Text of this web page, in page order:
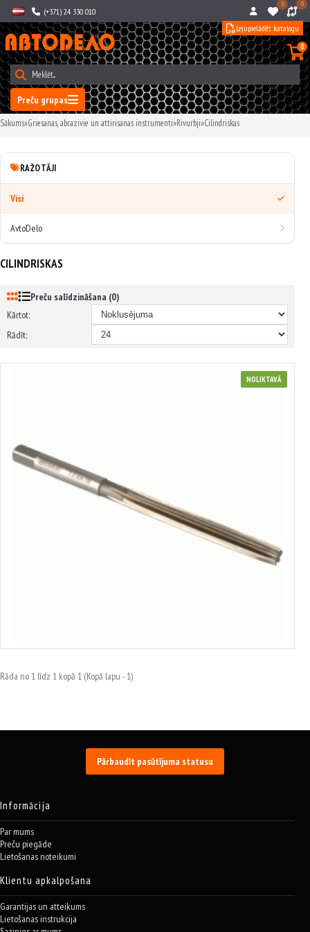
(+371) 24 330 010
0 0
Preču grupas
0
Lejupielādēt katalogu
Sākums»Griesanas, abrazivie un attirisanas instrumenti»Rivurbji»Cilindriskas
RAŽOTĀJI
Visi
AvtoDelo
CILINDRISKAS
Preču salīdzināšana (0)
Kārtot:
Rādīt:
NOLIKTAVĀ
Rāda no 1 līdz 1 kopā 1 (Kopā lapu - 1)
Pārbaudīt pasūtījuma statusu
Informācija
Par mums
Preču piegāde
Lietošanas noteikumi
Klientu apkalpošana
Garantijas un atteikums
Lietošanas instrukcija